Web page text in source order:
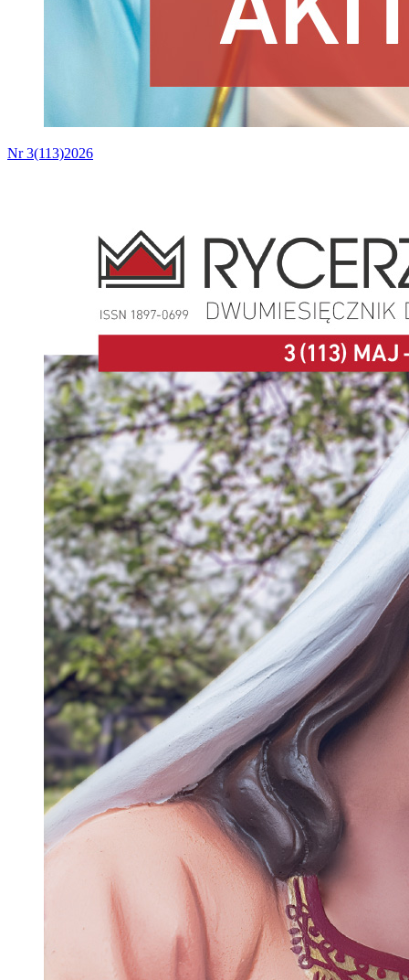
Nr 3(113)2026